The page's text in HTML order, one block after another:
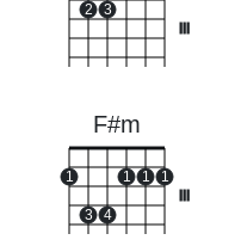
2 3
F#m
1
3 4
1 1 1